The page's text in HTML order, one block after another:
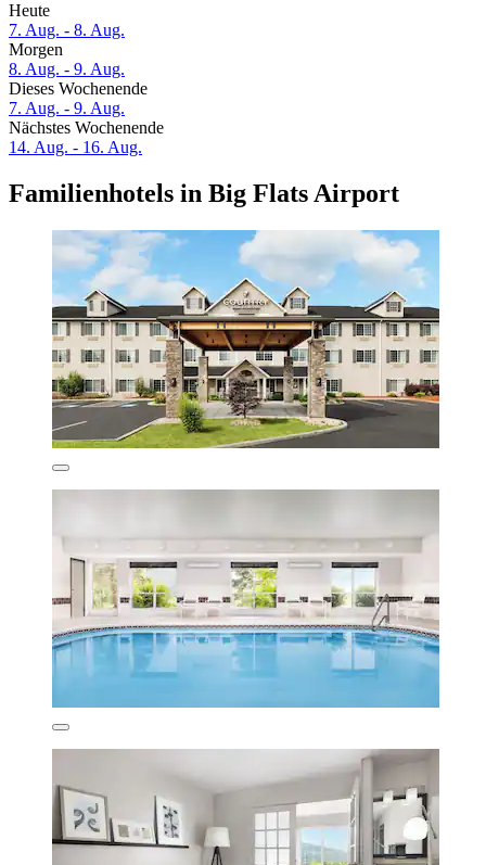
Heute
7. Aug. - 8. Aug.
Morgen
8. Aug. - 9. Aug.
Dieses Wochenende
7. Aug. - 9. Aug.
Nächstes Wochenende
14. Aug. - 16. Aug.
Familienhotels in Big Flats Airport